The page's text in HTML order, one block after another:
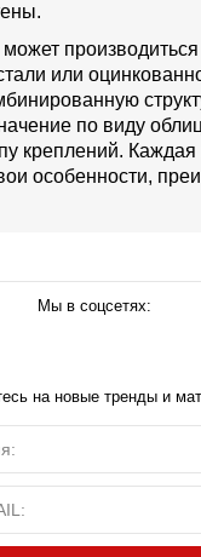
или
по виду
креплений. Каждая
особенности,
Мы в соцсетях:
на новые тренды и